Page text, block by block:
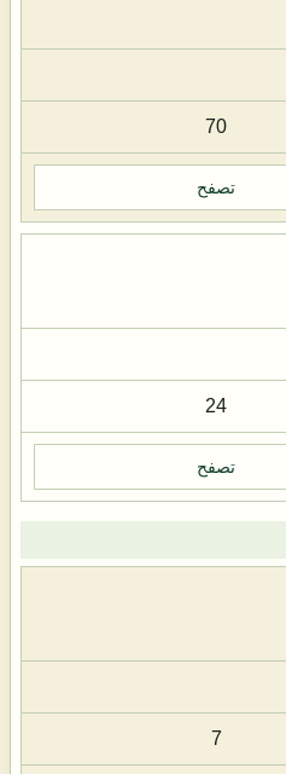
70
تصفح
24
تصفح
7